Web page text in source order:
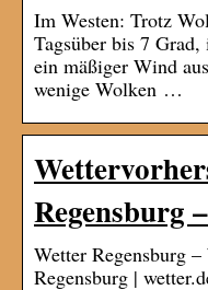
Im Westen: Trotz
Tagsüber bis 7
ein mäßiger Wind
wenige Wolken …
Regensburg
Wetter Regensburg
Regensburg |